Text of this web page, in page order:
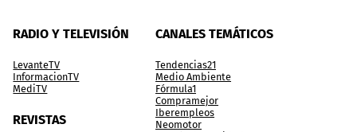
RADIO Y TELEVISIÓN
LevanteTV
InformacionTV
MediTV
REVISTAS
CANALES TEMÁTICOS
Tendencias21
Medio Ambiente
Fórmula1
Compramejor
Iberempleos
Neomotor